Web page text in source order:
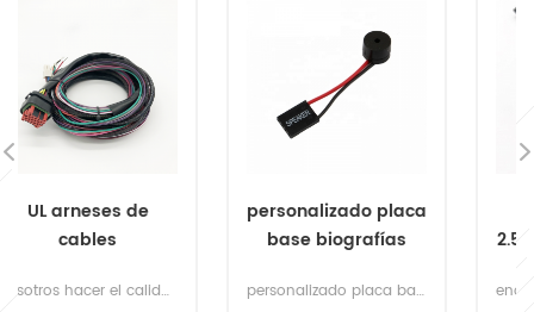
personalizado placa
base biografías
computadora
UL aprobado
2.54mm 4pin macho
arnés de cables